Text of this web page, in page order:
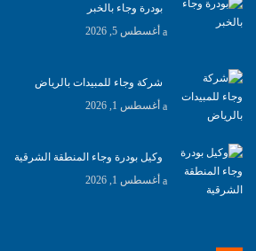
بودرة وجاء بالخبر
أغسطس 5, 2026
شركة وجاء للمبيدات بالرياض
أغسطس 1, 2026
وكيل بودرة وجاء المنطقة الشرقية
أغسطس 1, 2026